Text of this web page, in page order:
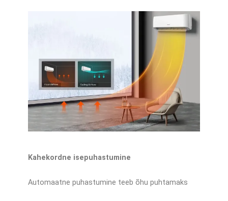
Kahekordne isepuhastumine
Automaatne puhastumine teeb õhu puhtamaks